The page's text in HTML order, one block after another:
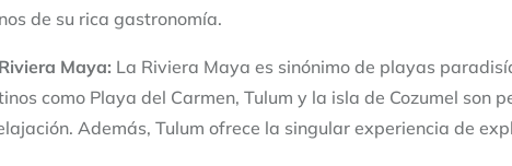
de su rica gastronomía.
Maya: La Riviera Maya es sinónimo de playas
como Playa del Carmen, Tulum y la isla de Cozumel son
Además, Tulum ofrece la singular experiencia de